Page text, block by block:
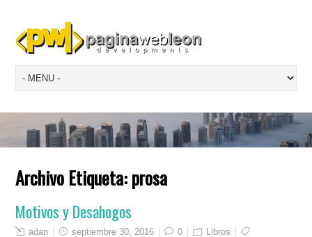
Archivo Etiqueta:prosa
Motivos y Desahogos
adan septiembre 30, 2016 0
Libros